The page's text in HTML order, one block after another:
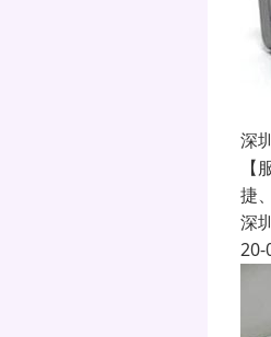
深
捷
深
20-